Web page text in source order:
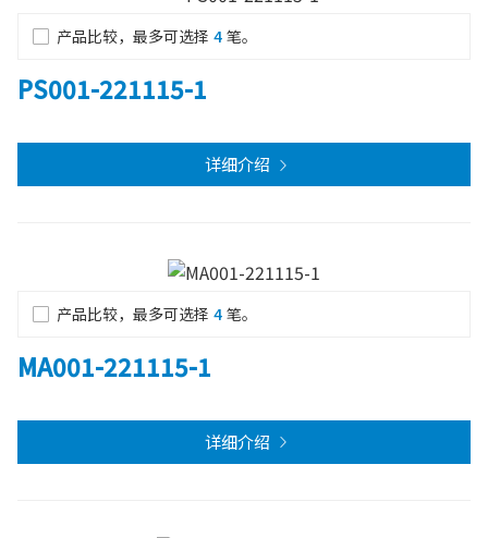
产品比较，最多可选择 4 笔。
PS001-221115-1
详细介绍
产品比较，最多可选择 4 笔。
MA001-221115-1
详细介绍